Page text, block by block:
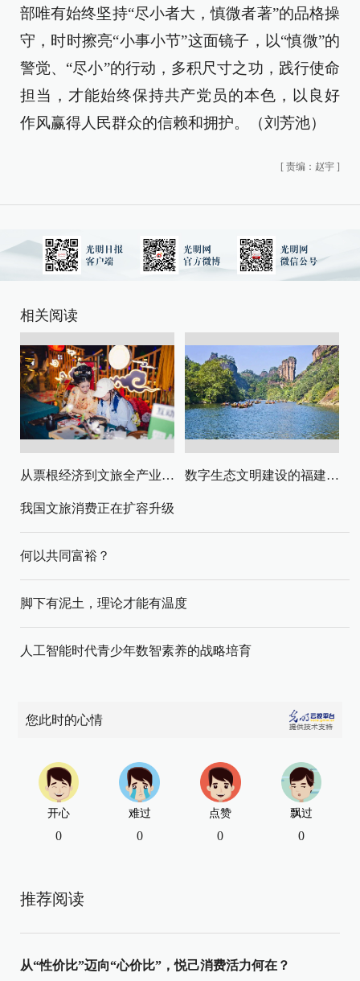
部唯有始终坚持“尽小者大，慎微者著”的品格操
守，时时擦亮“小事小节”这面镜子，以“慎微”的
警觉、“尽小”的行动，多积尺寸之功，践行使命
担当，才能始终保持共产党员的本色，以良好
作风赢得人民群众的信赖和拥护。（刘芳池）
[ 责编：赵宇 ]
相关阅读
从票根经济到文旅全产业链升级 数字生态文明建设的福建路径与启示
我国文旅消费正在扩容升级
何以共同富裕？
脚下有泥土，理论才能有温度
人工智能时代青少年数智素养的战略培育
您此时的心情
开心
0
难过
0
点赞
0
飘过
0
推荐阅读
从“性价比”迈向“心价比”，悦己消费活力何在？